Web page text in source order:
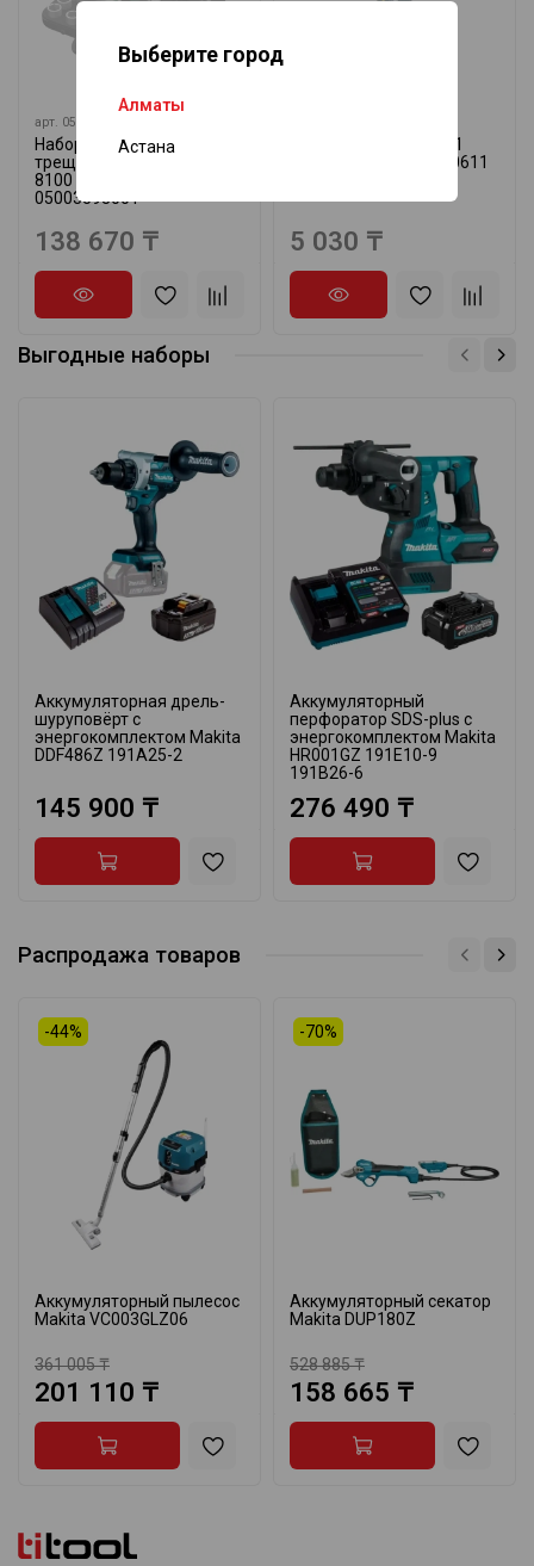
Выберите город
Алматы
Астана
арт. 05003593001
Набор головок с
трещоткой Zyklop, 3/8"
8100 SB 1 WERA
05003593001
138 670 ₸
Набор головок 1/4" 11
предметов ЭНКОР 20611
5 030 ₸
Выгодные наборы
Аккумуляторная дрель-
шуруповёрт с
энергокомплектом Makita
DDF486Z 191A25-2
145 900 ₸
Аккумуляторный
перфоратор SDS-plus с
энергокомплектом Makita
HR001GZ 191E10-9
191B26-6
276 490 ₸
Распродажа товаров
-44%
Аккумуляторный пылесос
Makita VC003GLZ06
361 005 ₸
201 110 ₸
-70%
Аккумуляторный секатор
Makita DUP180Z
528 885 ₸
158 665 ₸